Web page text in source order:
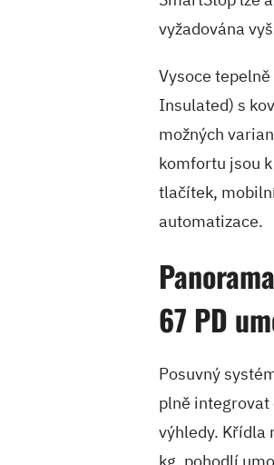
vyžadována
Vysoce
Insulated) s
možných
komfortu jsou
tlačítek,
automatizace.
67 PD
Posuvný
plně integrovat
výhledy. Křídla